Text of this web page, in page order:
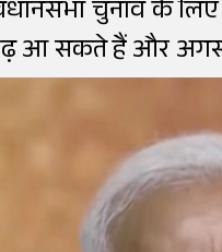
चुनाव के लिए
आ सकते हैं और अगस्त